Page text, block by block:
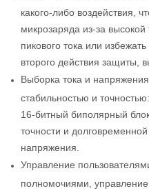
какого-либо воздействия,
микрозаряда из-за
пикового тока или
второго действия защиты,
Выборка тока и
стабильностью и
16-битный биполярный
точности и
напряжения.
Управление
полномочиями,